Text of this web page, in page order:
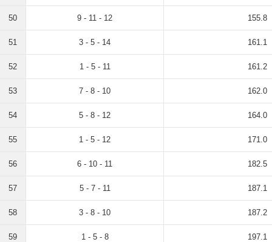
50 9 - 11 - 12 155.8
51 3 - 5 - 14 161.1
52 1 - 5 - 11 161.2
53 7 - 8 - 10 162.0
54 5 - 8 - 12 164.0
55 1 - 5 - 12 171.0
56 6 - 10 - 11 182.5
57 5 - 7 - 11 187.1
58 3 - 8 - 10 187.2
59 1 - 5 - 8 197.1